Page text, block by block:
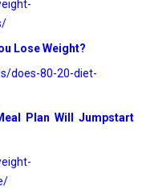
Lose Weight?
does-80-20-diet-
Plan Will Jumpstart